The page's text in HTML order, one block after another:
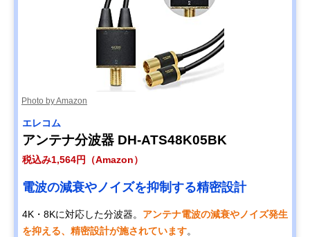
Photo by Amazon
エレコム
アンテナ分波器 DH-ATS48K05BK
税込み1,564円（Amazon）
電波の減衰やノイズを抑制する精密設計
4K・8Kに対応した分波器。 アンテナ電波の減衰やノイズ発生
を抑える、精密設計が施されています。